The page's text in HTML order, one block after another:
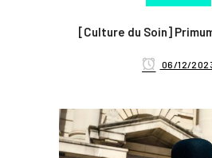
[Culture du Soin]
06/12/